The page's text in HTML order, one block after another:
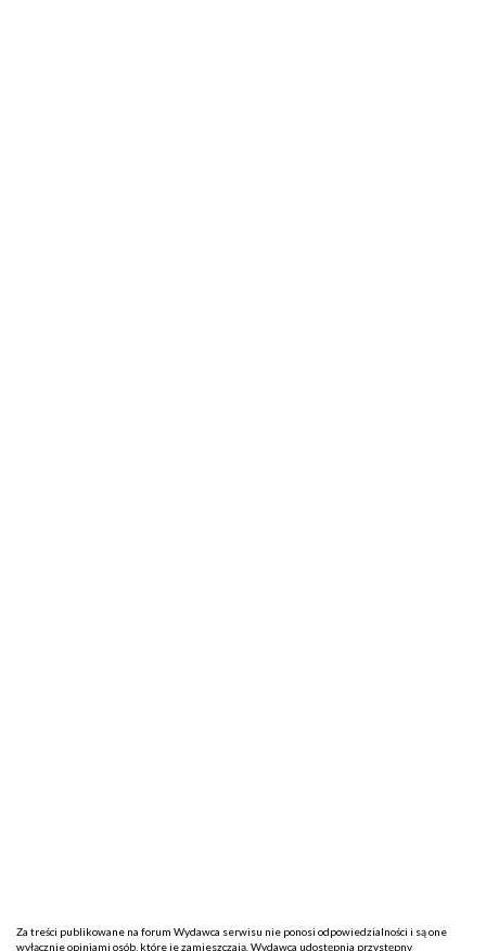
Za treści publikowane na forum Wydawca serwisu nie ponosi odpowiedzialności i są one
wyłącznie opiniami osób, które je zamieszczają. Wydawca udostępnia przystępny